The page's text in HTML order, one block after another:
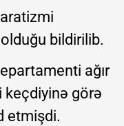
bildirilib.
ağır
keçdiyinə görə
etmişdi.